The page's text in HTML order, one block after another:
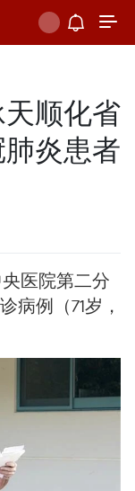
顺化省
炎患者
医院第二分
病例（71岁，